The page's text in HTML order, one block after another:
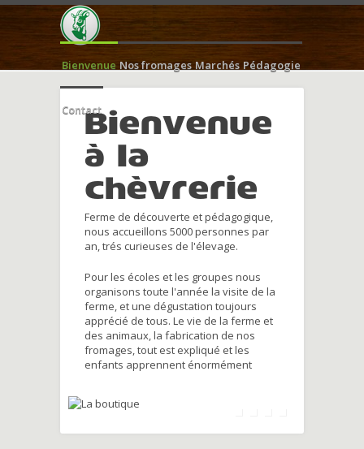
Bienvenue Nos fromages Marchés Pédagogie
ContactBienvenue
à la
chèvrerie
Ferme de découverte et pédagogique,
nous accueillons 5000 personnes par
an, trés curieuses de l'élevage.
Pour les écoles et les groupes nous
organisons toute l'année la visite de la
ferme, et une dégustation toujours
apprécié de tous. Le vie de la ferme et
des animaux, la fabrication de nos
fromages, tout est expliqué et les
enfants apprennent énormément